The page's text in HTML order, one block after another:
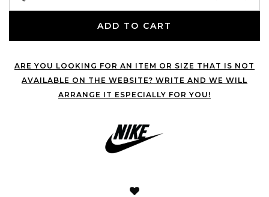
ADD TO CART
ARE YOU LOOKING FOR AN ITEM OR SIZE THAT IS NOT
AVAILABLE ON THE WEBSITE? WRITE AND WE WILL
ARRANGE IT ESPECIALLY FOR YOU!